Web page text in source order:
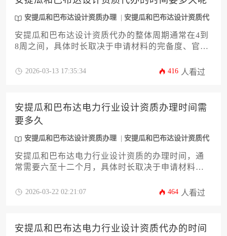
安提瓜和巴布达设计资质办理
安提瓜和巴布达设计资质代
安提瓜和巴布达设计资质代办的整体周期通常在4到
8周之间，具体时长取决于申请材料的完备度、官方
比地区业务拓展的设计企业而言，理解这一流程的
2026-03-13 17:35:34 416 人看过
安提瓜和巴布达电力行业设计资质办理时间需
要多久
安提瓜和巴布达设计资质办理
安提瓜和巴布达设计资质代
安提瓜和巴布达电力行业设计资质的办理时间，通
常需要六至十二个月，具体时长取决于申请材料的
法规的熟悉程度。
2026-03-22 02:21:07 464 人看过
安提瓜和巴布达电力行业设计资质代办的时间